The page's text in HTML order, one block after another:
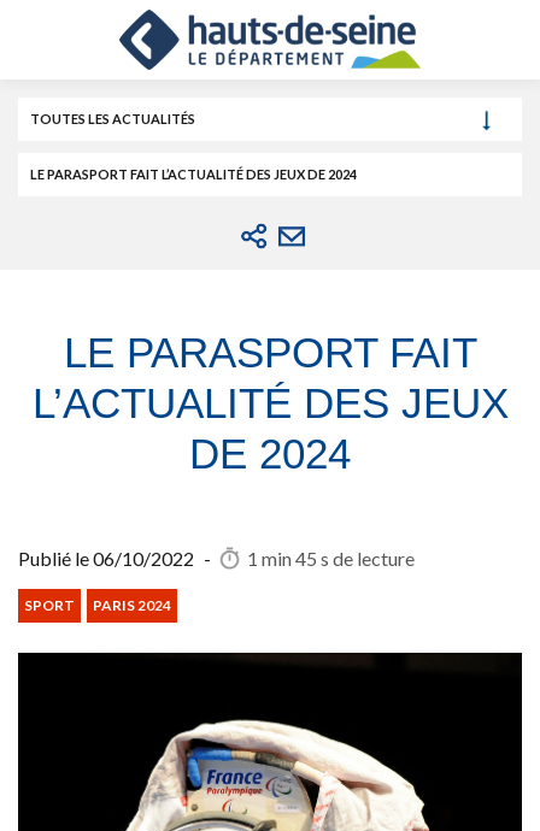
TOUTES LES ACTUALITÉS
LE PARASPORT FAIT L’ACTUALITÉ DES JEUX DE 2024
LE PARASPORT FAIT
L’ACTUALITÉ DES JEUX
DE 2024
Publié le06/10/2022 - 1 min 45 s de lecture
SPORT PARIS 2024
Cookies et traceurs utilisés sur ce site.